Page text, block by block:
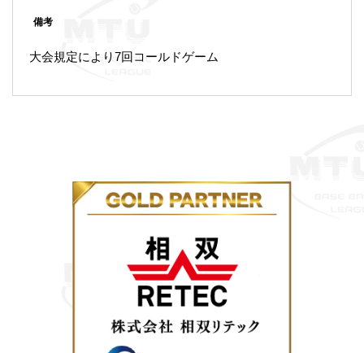
備考
大会規定により7回コールドゲーム